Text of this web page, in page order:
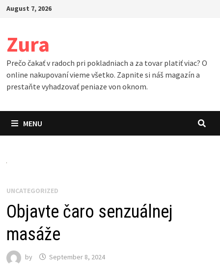
SkipAugust 7, 2026
Zura
Prečo čakať v radoch pri pokladniach a za tovar platiť viac? O
online nakupovaní vieme všetko. Zapnite si náš magazín a
prestaňte vyhadzovať peniaze von oknom.
MENU
UNCATEGORIZED
Objavte čaro senzuálnej
masáže
by September 8, 2024